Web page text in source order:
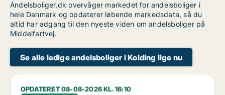
Andelsboliger.dk overvåger markedet for andelsboliger i
hele Danmark og opdaterer løbende markedsdata, så du
altid har adgang til den nyeste viden om andelsboliger på
Middelfartvej.
Se alle ledige andelsboliger i Kolding lige nu
OPDATERET 08-08-2026 KL. 16:10